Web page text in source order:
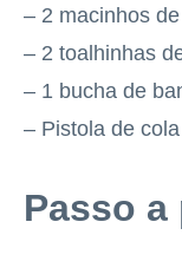
– 2 macinhos
– 2 toalhinhas
– 1 bucha de
– Pistola de
Passo a